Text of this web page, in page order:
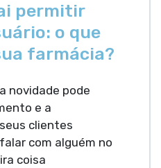
permitir
o que
farmácia?
novidade pode
e a
clientes
com alguém no
coisa